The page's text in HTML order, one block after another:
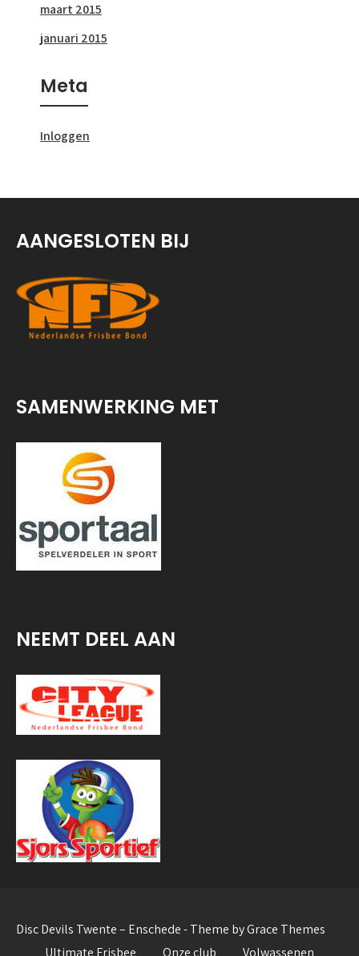
maart 2015
januari 2015
Meta
Inloggen
AANGESLOTEN BIJ
SAMENWERKING MET
NEEMT DEEL AAN
Disc Devils Twente – Enschede - Theme by Grace Themes
Ultimate Frisbee
Onze club Volwassenen